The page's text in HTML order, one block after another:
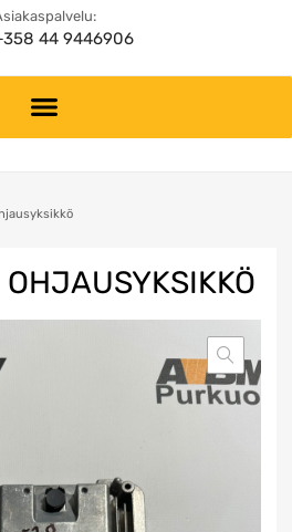
44 9446906
OHJAUSYKSIKKÖ